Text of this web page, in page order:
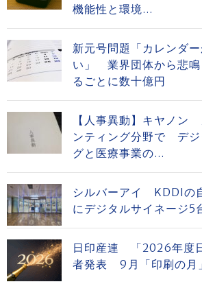
機能性と環境...
新元号問題「カレンダ
い」 業界団体から悲
るごとに数十億円
【人事異動】キヤノン
ンティング分野で デジ
グと医療事業の...
シルバーアイ KDDIの
にデジタルサイネージ5
日印産連 「2026年度
者発表 9月「印刷の月